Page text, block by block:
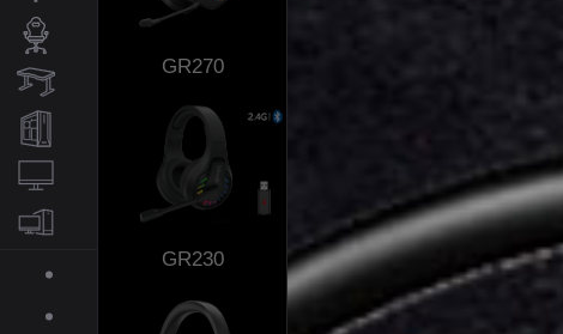
АКСЕССУАРЫ
КРЕСЛА
СТОЛЫ
ИГРОВЫЕ ПК
МОНИТОРЫ
КОМПЛЕКТУЮЩИЕ
ДЛЯ ПК
О BLOODY
GR270
GR230